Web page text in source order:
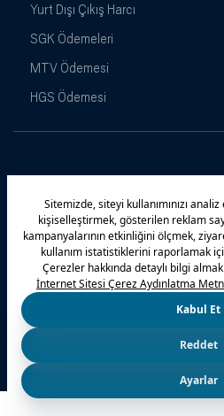
Yurt Dışı Çıkış Harcı
SGK Ödemeleri
MTV Ödemesi
HGS Ödemesi
© 2026 Türkiye İş
Maximiles Kampanyalar
Gizlilik Politikamız
Çerez Politikası